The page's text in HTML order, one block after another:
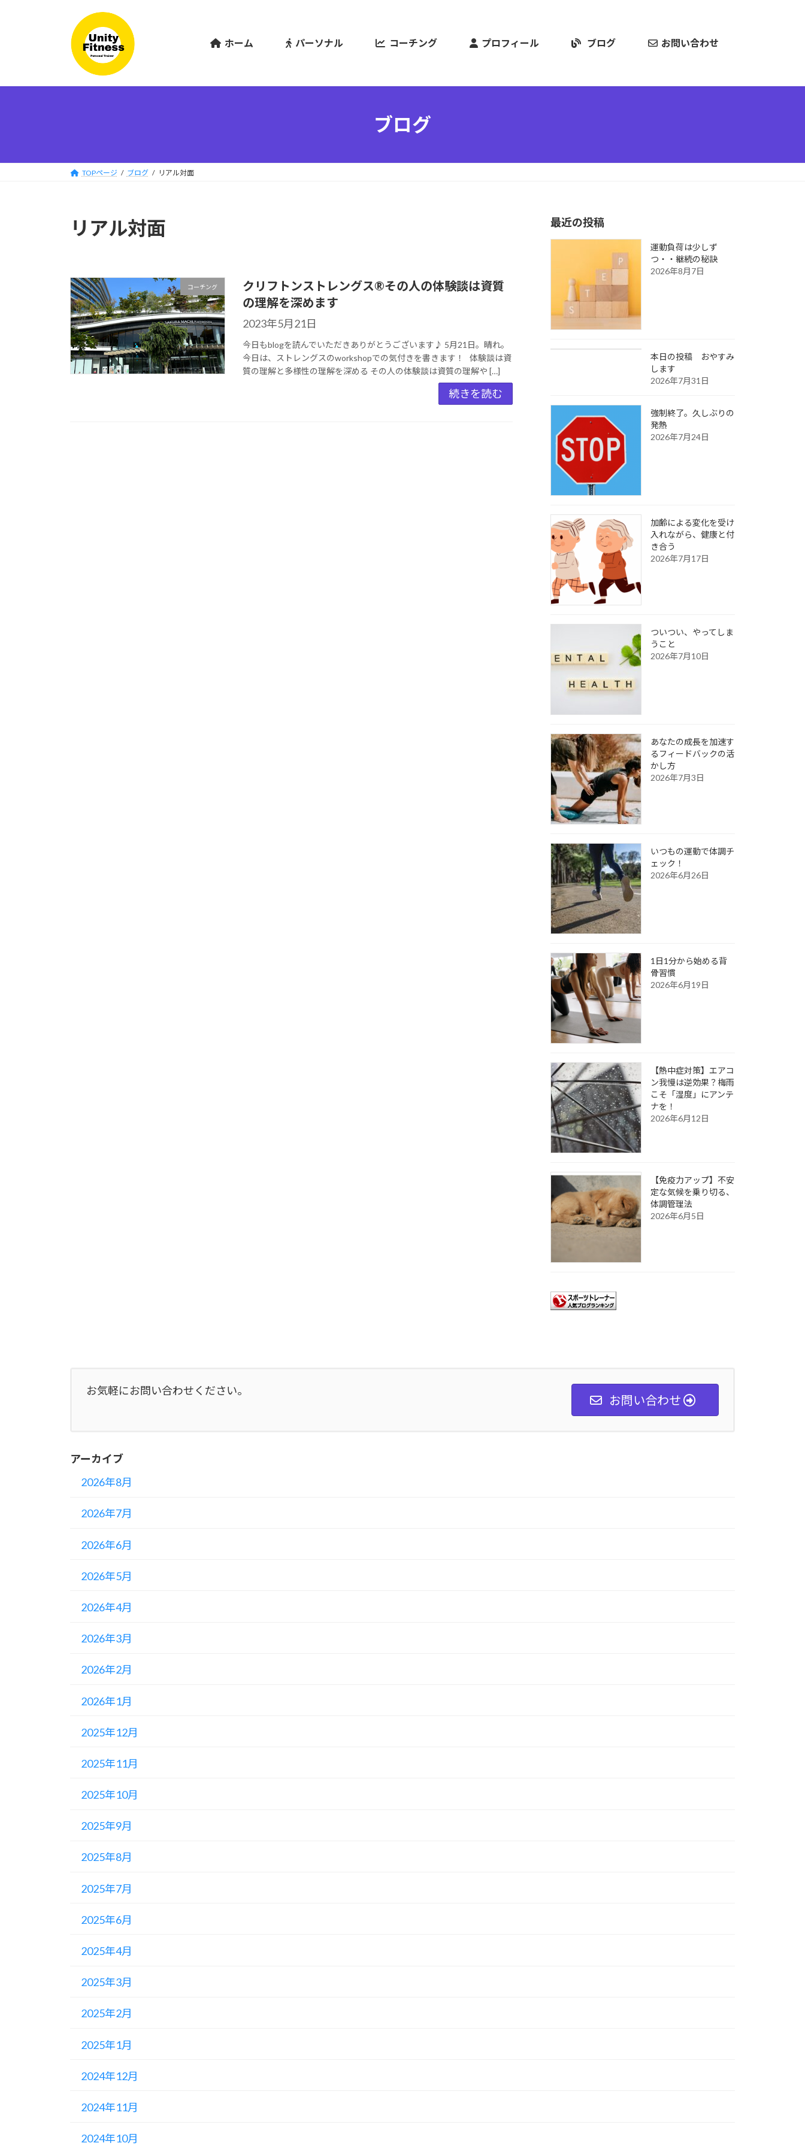
ホーム パーソナル コーチング プロフィール ブログ お問い合わせ
ブログ
TOPページ ブログ リアル対面
リアル対面
コーチング
クリフトンストレングス®︎その人の体験談は資質
の理解を深めます
2023年5月21日
今日もblogを読んでいただきありがとうございます♪ 5月21日。晴れ。
今日は、ストレングスのworkshopでの気付きを書きます！ 体験談は資
質の理解と多様性の理解を深める その人の体験談は資質の理解や […]
続きを読む
最近の投稿
運動負荷は少しず
つ・・継続の秘訣
2026年8月7日
本日の投稿 おやすみ
します
2026年7月31日
強制終了。久しぶりの
発熱
2026年7月24日
加齢による変化を受け
入れながら、健康と付
き合う
2026年7月17日
ついつい、やってしま
うこと
2026年7月10日
あなたの成長を加速す
るフィードバックの活
かし方
2026年7月3日
いつもの運動で体調チ
ェック！
2026年6月26日
1日1分から始める背
骨習慣
2026年6月19日
【熱中症対策】エアコ
ン我慢は逆効果？梅雨
こそ「湿度」にアンテ
ナを！
2026年6月12日
【免疫力アップ】不安
定な気候を乗り切る、
体調管理法
2026年6月5日
お気軽にお問い合わせください。
お問い合わせ
アーカイブ
2026年8月
2026年7月
2026年6月
2026年5月
2026年4月
2026年3月
2026年2月
2026年1月
2025年12月
2025年11月
2025年10月
2025年9月
2025年8月
2025年7月
2025年6月
2025年4月
2025年3月
2025年2月
2025年1月
2024年12月
2024年11月
2024年10月